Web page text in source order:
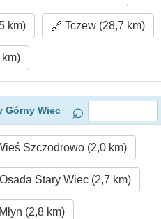
km) Tczew (28,7 km)
Górny Wiec
Szczodrowo (2,0 km)
Osada Stary Wiec (2,7 km)
(2,8 km)